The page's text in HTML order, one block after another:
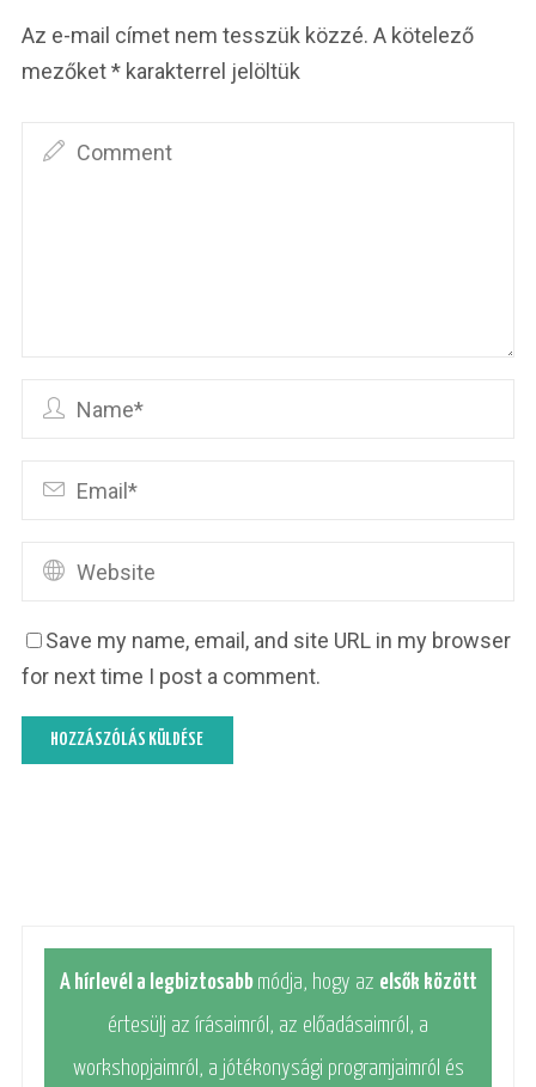
Az e-mail címet nem tesszük közzé. A kötelező
mezőket* karakterrel jelöltük
Save my name, email, and site URL in my browser
for next time I post a comment.
A hírlevél a legbiztosabb módja, hogy az elsők között
értesülj az írásaimról, az előadásaimról, a
workshopjaimról, a jótékonysági programjaimról és